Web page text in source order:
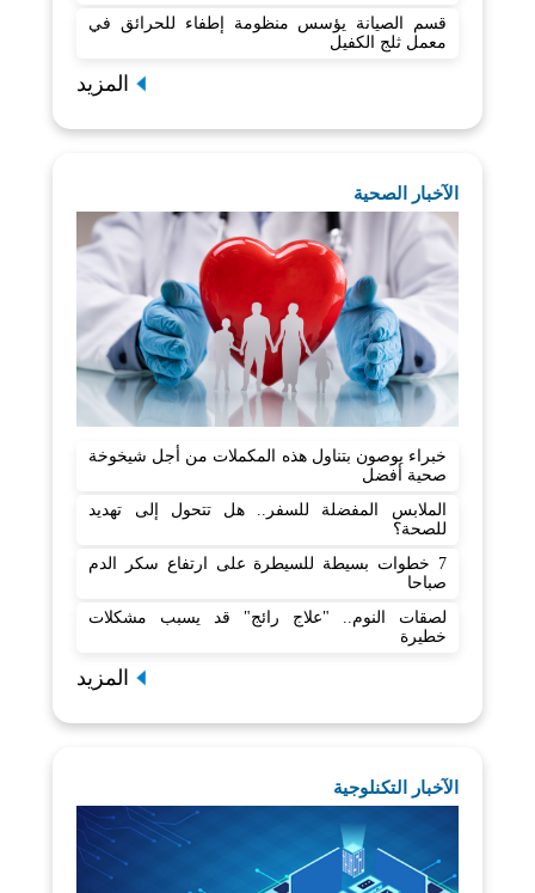
قسم الصيانة يؤسس منظومة إطفاء للحرائق في
معمل ثلج الكفيل
المزيد
الآخبار الصحية
خبراء يوصون بتناول هذه المكملات من أجل شيخوخة
صحية أفضل
الملابس المفضلة للسفر.. هل تتحول إلى تهديد
للصحة؟
7 خطوات بسيطة للسيطرة على ارتفاع سكر الدم
صباحا
لصقات النوم.. "علاج رائج" قد يسبب مشكلات
خطيرة
المزيد
الآخبار التكنلوجية